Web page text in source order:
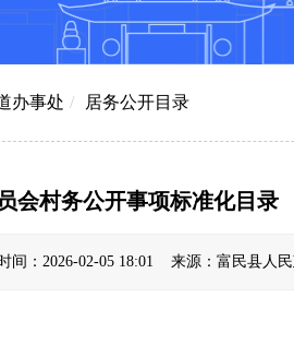
办事处 / 居务公开目录
会村务公开事项标准化目录
：2026-02-05 18:01 来源：富民县人